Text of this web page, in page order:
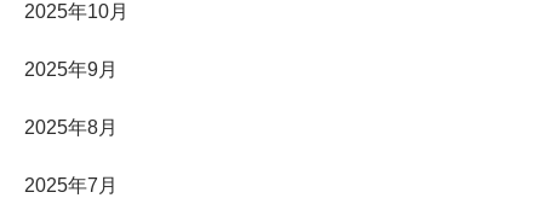
2025年10月
2025年9月
2025年8月
2025年7月